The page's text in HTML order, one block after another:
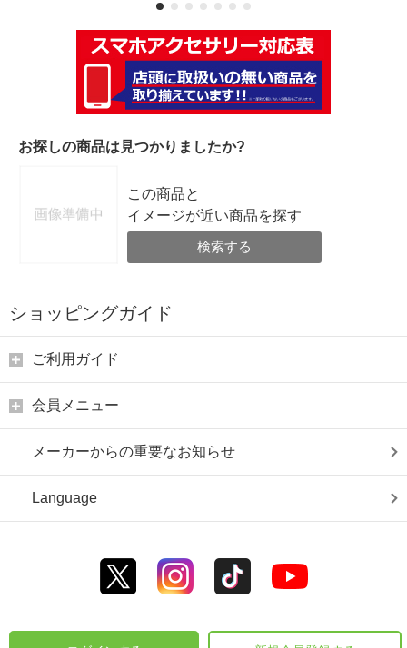
お探しの商品は見つかりましたか?
この商品と
イメージが近い商品を探す
検索する
ショッピングガイド
ご利用ガイド
会員メニュー
メーカーからの重要なお知らせ
Language